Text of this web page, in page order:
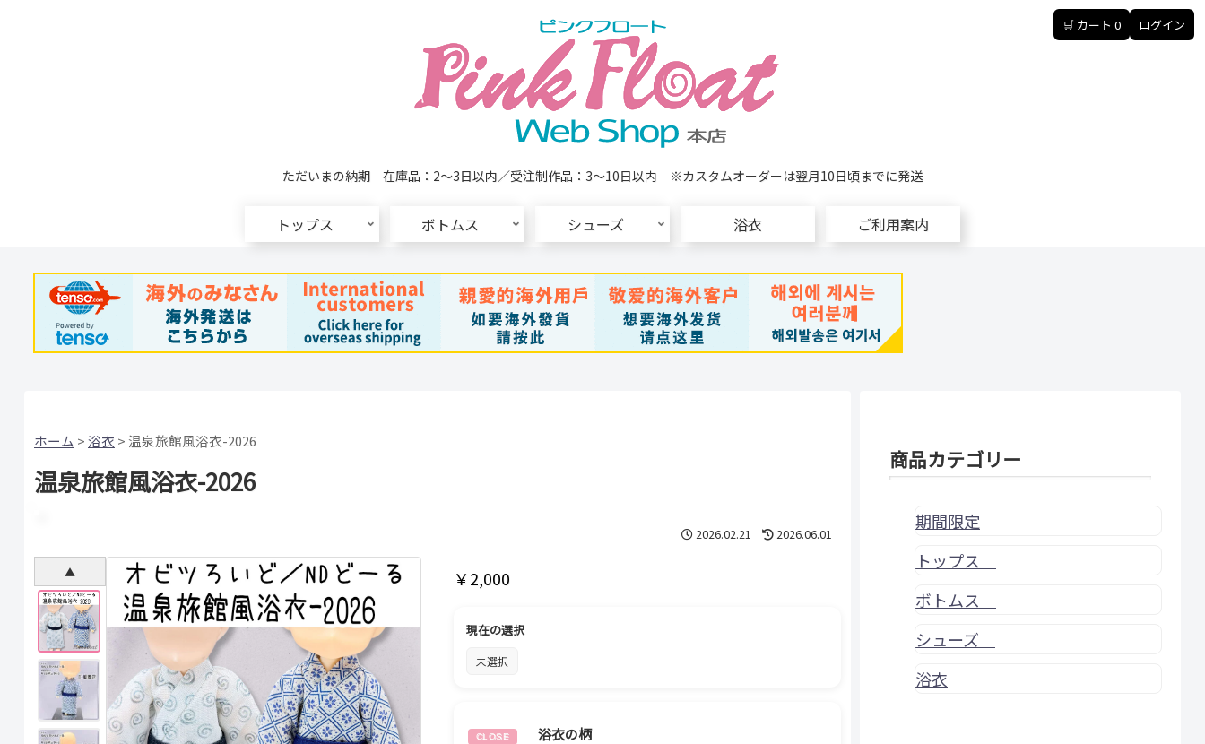
ただいまの納期 在庫品：2～3日以内／受注制作品：3～10日以内 ※カスタムオーダーは翌月10日頃までに発送
トップス ボトムス シューズ 浴衣 ご利用案内
ホーム >浴衣 > 温泉旅館風浴衣-2026
温泉旅館風浴衣-2026
2026.02.21 2026.06.01
▲ ￥2,000
現在の選択
未選択
浴衣の柄
商品カテゴリー
期間限定
トップス
ボトムス
シューズ
浴衣
🛒 カート 0 ログイン